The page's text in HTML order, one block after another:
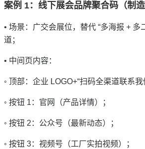
案例 1：线下展会品牌聚合码（制造
• 场景：广交会展位，替代 “多海报 + 多
道；
• 中间页内容：
◦ 顶部：企业 LOGO+“扫码全渠道联系我
◦ 按钮 1：官网（产品详情）；
◦ 按钮 2：公众号（最新动态）；
◦ 按钮 3：视频号（工厂实拍视频）；